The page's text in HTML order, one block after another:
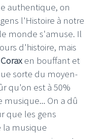
authentique, on
l'Histoire à notre
monde s'amuse. Il
d'histoire, mais
en bouffant et
sorte du moyen-
qu'on est à 50%
musique... On a dû
que les gens
la musique